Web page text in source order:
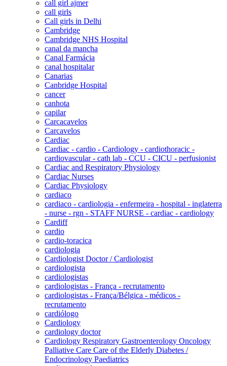
call girl ajmer
call girls
Call girls in Delhi
Cambridge
Cambridge NHS Hospital
canal da mancha
Canal Farmácia
canal hospitalar
Canarias
Canbridge Hospital
cancer
canhota
capilar
Carcacavelos
Carcavelos
Cardiac
Cardiac - cardio - Cardiology - cardiothoracic -
cardiovascular - cath lab - CCU - CICU - perfusionist
Cardiac and Respiratory Physiology
Cardiac Nurses
Cardiac Physiology
cardiaco
cardiaco - cardiologia - enfermeira - hospital - inglaterra
- nurse - rgn - STAFF NURSE - cardiac - cardiology
Cardiff
cardio
cardio-toracica
cardiologia
Cardiologist Doctor / Cardiologist
cardiologista
cardiologistas
cardiologistas - França - recrutamento
cardiologistas - França/Bélgica - médicos -
recrutamento
cardiólogo
Cardiology
cardiology doctor
Cardiology Respiratory Gastroenterology Oncology
Palliative Care Care of the Elderly Diabetes /
Endocrinology Paediatrics